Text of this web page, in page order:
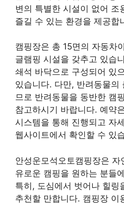
변의 특별한 시설이 없어 조
즐길 수 있는 환경을 제공합
캠핑장은 총 15면의 자동차
글램핑 시설을 갖추고 있습
쇄석 바닥으로 구성되어 있
있습니다. 다만, 반려동물의
므로 반려동물을 동반한 캠
참고하시기 바랍니다. 예약
시스템을 통해 진행되고 자
웹사이트에서 확인할 수 있
안성운모석오토캠핑장은 자
유로운 캠핑을 원하는 분들
특히, 도심에서 벗어나 힐링
추천할 만합니다. 캠핑장 이